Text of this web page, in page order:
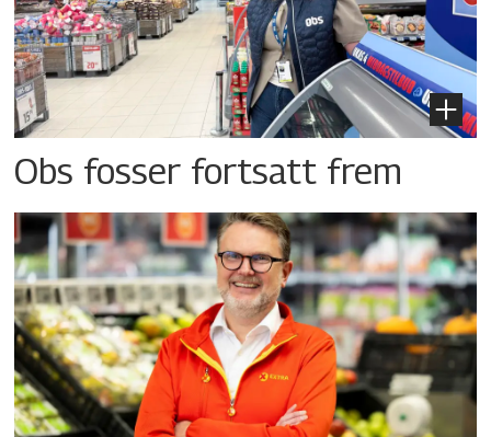
Obs fosser fortsatt frem